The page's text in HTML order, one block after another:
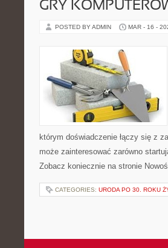
GRY
POSTED BY ADMIN MAR - 16 -
którym doświadczenie łączy się z
może zainteresować zarówno
Zobacz koniecznie na stronie
CATEGORIES: URODA PO 30. ROKU